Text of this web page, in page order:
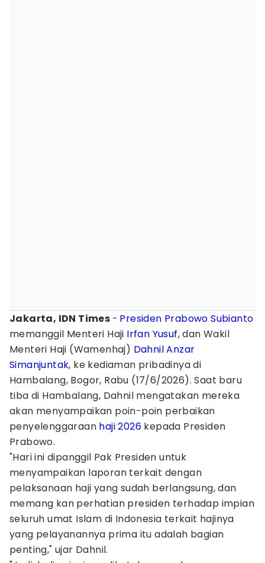
Jakarta, IDN Times - Presiden Prabowo Subianto
memanggil Menteri Haji Irfan Yusuf, dan Wakil
Menteri Haji (Wamenhaj) Dahnil Anzar
Simanjuntak, ke kediaman pribadinya di
Hambalang, Bogor, Rabu (17/6/2026). Saat baru
tiba di Hambalang, Dahnil mengatakan mereka
akan menyampaikan poin-poin perbaikan
penyelenggaraan haji 2026 kepada Presiden
Prabowo.
"Hari ini dipanggil Pak Presiden untuk
menyampaikan laporan terkait dengan
pelaksanaan haji yang sudah berlangsung, dan
memang kan perhatian presiden terhadap impian
seluruh umat Islam di Indonesia terkait hajinya
yang pelayanannya prima itu adalah bagian
penting," ujar Dahnil.